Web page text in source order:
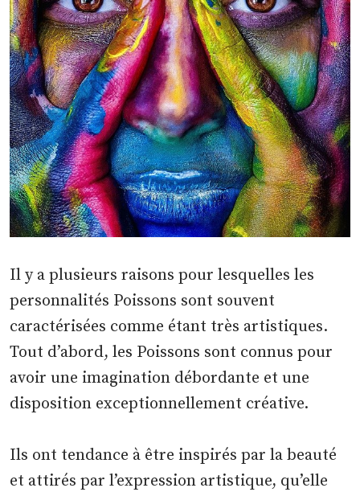
Il y a plusieurs raisons pour lesquelles les
personnalités Poissons sont souvent
caractérisées comme étant très artistiques.
Tout d’abord, les Poissons sont connus pour
avoir une imagination débordante et une
disposition exceptionnellement créative.
Ils ont tendance à être inspirés par la beauté
et attirés par l’expression artistique, qu’elle